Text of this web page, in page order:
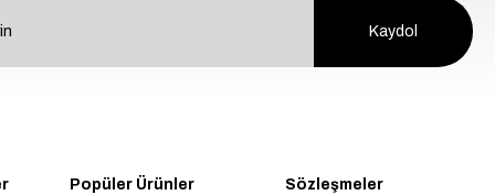
Kaydol
Popüler Ürünler Sözleşmeler